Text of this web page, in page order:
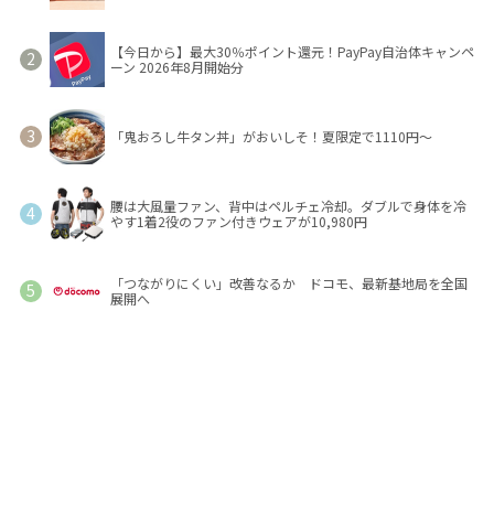
【今日から】最大30％ポイント還元！PayPay自治体キャンペ
ーン 2026年8月開始分
「鬼おろし牛タン丼」がおいしそ！夏限定で1110円～
腰は大風量ファン、背中はペルチェ冷却。ダブルで身体を冷
やす1着2役のファン付きウェアが10,980円
「つながりにくい」改善なるか ドコモ、最新基地局を全国
展開へ